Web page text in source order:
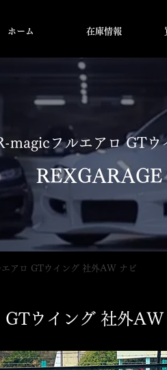
ホーム 在庫情報
magicフルエアロ GT
REXGARAGE
アロ GTウイング 社外AW ナビ
ウイング 社外AW